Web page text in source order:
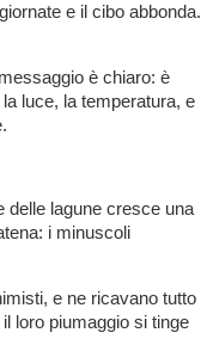
e il cibo abbonda.
è chiaro: è
luce, la temperatura, e
delle lagune cresce una
i minuscoli
e ne ricavano tutto
loro piumaggio si tinge